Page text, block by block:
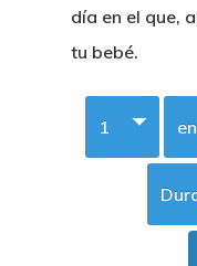
día en el que,
tu bebé.